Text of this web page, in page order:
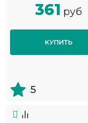
361 руб
КУПИТЬ
5